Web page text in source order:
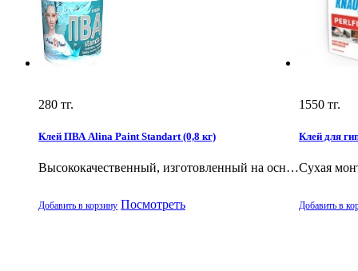
280 тг.
Клей ПВА Alina Paint Standart (0,8 кг)
Высококачественный, изготовленный на осн…
Добавить в корзину Посмотреть
1550 тг.
Клей для
Сухая
Добавить в